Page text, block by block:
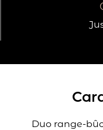
Duo range-